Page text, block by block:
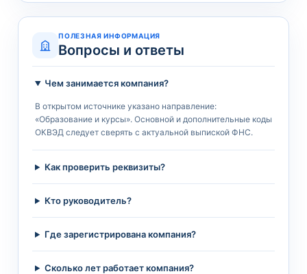
ПОЛЕЗНАЯ ИНФОРМАЦИЯ
Вопросы и ответы
Чем занимается компания?
В открытом источнике указано направление:
«Образование и курсы». Основной и дополнительные коды
ОКВЭД следует сверять с актуальной выпиской ФНС.
Как проверить реквизиты?
Кто руководитель?
Где зарегистрирована компания?
Сколько лет работает компания?